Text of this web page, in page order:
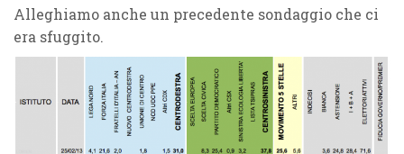
Alleghiamo anche un precedente sondaggio che ci
era sfuggito.